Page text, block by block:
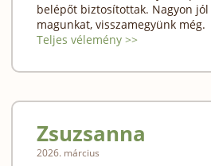
belépőt biztosítottak. Nagyon
magunkat, visszamegyünk még.
Teljes vélemény >>
Zsuzsanna
2026. március